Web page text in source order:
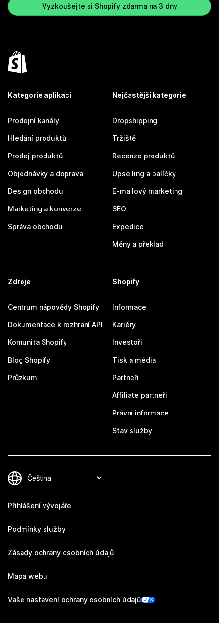
Vyzkoušejte si Shopify zdarma na 3 dny
Kategorie aplikací
Prodejní kanály
Hledání produktů
Prodej produktů
Objednávky a doprava
Design obchodu
Marketing a konverze
Správa obchodu
Nejčastější kategorie
Dropshipping
Tržiště
Recenze produktů
Upselling a balíčky
E-mailový marketing
SEO
Expedice
Měny a překlad
Zdroje
Centrum nápovědy Shopify
Dokumentace k rozhraní API
Komunita Shopify
Blog Shopify
Průzkum
Shopify
Informace
Kariéry
Investoři
Tisk a média
Partneři
Affiliate partneři
Právní informace
Stav služby
Přihlášení vývojáře
Podmínky služby
Zásady ochrany osobních údajů
Mapa webu
Vaše nastavení ochrany osobních údajů